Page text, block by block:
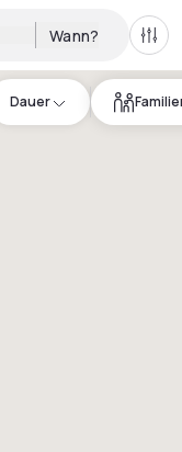
Wann? Alle
Dauer